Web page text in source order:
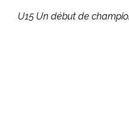
U15 Un début de